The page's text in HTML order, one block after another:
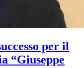
per il
“Giuseppe